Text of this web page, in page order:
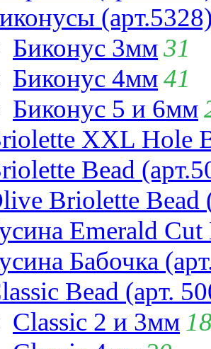
Биконус 3мм31
Биконус 4мм41
Биконус 5 и 6мм
XXL Hole
Bead
Briolette Bead
Emerald Cut
Бабочка
Bead (арт.
Classic 2 и 3мм